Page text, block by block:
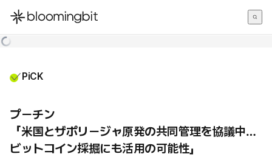
한국어
PiCK
プーチン
「米国とザポリージャ原発の共同管理を協議中…
ビットコイン採掘にも活用の可能性」